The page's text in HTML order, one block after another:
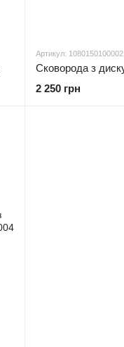
Артикул: 1080150100002
2 250 грн